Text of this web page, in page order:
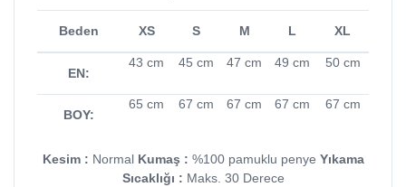
Beden XS S M L XL
EN:
43 cm 45 cm 47 cm 49 cm 50 cm
BOY:
65 cm 67 cm 67 cm 67 cm 67 cm
Kesim : Normal Kumaş : %100 pamuklu penye Yıkama
Sıcaklığı : Maks. 30 Derece